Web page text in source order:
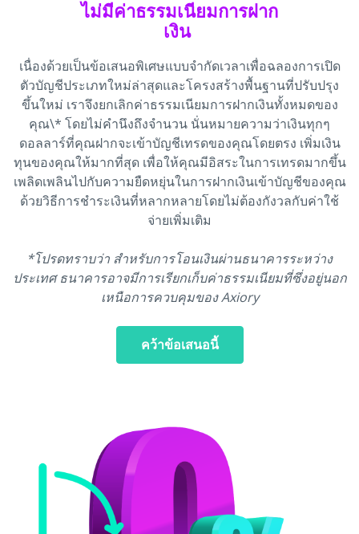
ไม่มีค่าธรรมเนียมการฝาก
เงิน
เนื่องด้วยเป็นข้อเสนอพิเศษแบบจำกัดเวลาเพื่อฉลองการเปิด
ตัวบัญชีประเภทใหม่ล่าสุดและโครงสร้างพื้นฐานที่ปรับปรุง
ขึ้นใหม่ เราจึงยกเลิกค่าธรรมเนียมการฝากเงินทั้งหมดของ
คุณ\* โดยไม่คำนึงถึงจำนวน นั่นหมายความว่าเงินทุกๆ
ดอลลาร์ที่คุณฝากจะเข้าบัญชีเทรดของคุณโดยตรง เพิ่มเงิน
ทุนของคุณให้มากที่สุด เพื่อให้คุณมีอิสระในการเทรดมากขึ้น
เพลิดเพลินไปกับความยืดหยุ่นในการฝากเงินเข้าบัญชีของคุณ
ด้วยวิธีการชำระเงินที่หลากหลายโดยไม่ต้องกังวลกับค่าใช้
จ่ายเพิ่มเติม
*โปรดทราบว่า สำหรับการโอนเงินผ่านธนาคารระหว่าง
ประเทศ ธนาคารอาจมีการเรียกเก็บค่าธรรมเนียมที่ซึ่งอยู่นอก
เหนือการควบคุมของ Axiory
คว้าข้อเสนอนี้